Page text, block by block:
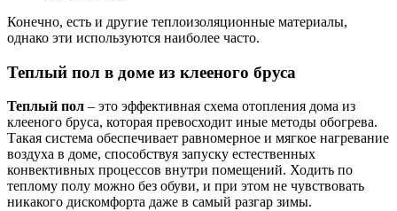
Конечно, есть и другие теплоизоляционные материалы,
однако эти используются наиболее часто.
Теплый пол в доме из клееного бруса
Теплый пол – это эффективная схема отопления дома из
клееного бруса, которая превосходит иные методы обогрева.
Такая система обеспечивает равномерное и мягкое нагревание
воздуха в доме, способствуя запуску естественных
конвективных процессов внутри помещений. Ходить по
теплому полу можно без обуви, и при этом не чувствовать
никакого дискомфорта даже в самый разгар зимы.